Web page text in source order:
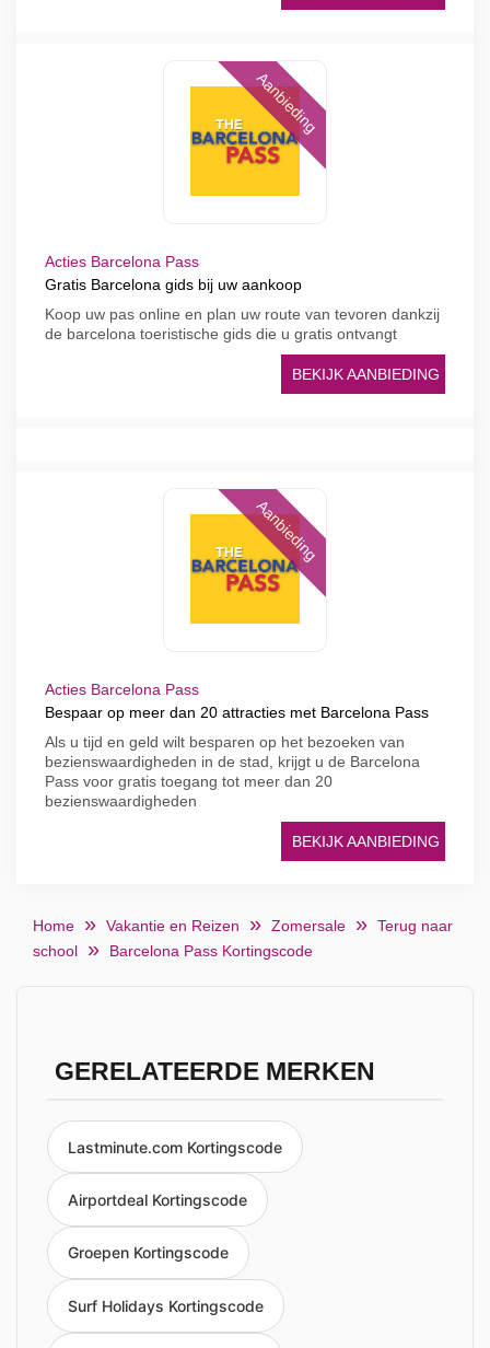
Aanbieding
Acties Barcelona Pass
Gratis Barcelona gids bij uw aankoop
Koop uw pas online en plan uw route van tevoren dankzij
de barcelona toeristische gids die u gratis ontvangt
BEKIJK AANBIEDING
Aanbieding
Acties Barcelona Pass
Bespaar op meer dan 20 attracties met Barcelona Pass
Als u tijd en geld wilt besparen op het bezoeken van
bezienswaardigheden in de stad, krijgt u de Barcelona
Pass voor gratis toegang tot meer dan 20
bezienswaardigheden
BEKIJK AANBIEDING
Home Vakantie en Reizen Zomersale
Terug naar
school
Barcelona Pass Kortingscode
GERELATEERDE MERKEN
Lastminute.com Kortingscode
Airportdeal Kortingscode
Groepen Kortingscode
Surf Holidays Kortingscode